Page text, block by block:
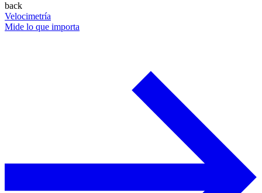
back
Velocimetría
Mide lo que importa